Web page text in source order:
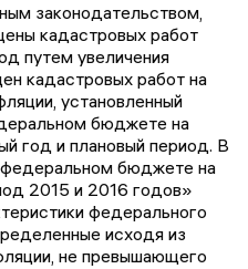
законодательством,
кадастровых работ
путем увеличения
кадастровых работ на
установленный
бюджете на
год и плановый период. В
бюджете на
2015 и 2016 годов»
федерального
исходя из
не превышающего